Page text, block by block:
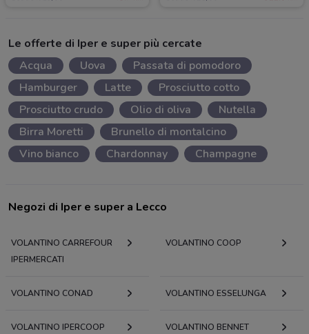
Le offerte di Iper e super più cercate
Acqua
Uova
Passata di pomodoro
Hamburger
Latte
Prosciutto cotto
Prosciutto crudo
Olio di oliva
Nutella
Birra Moretti
Brunello di montalcino
Vino bianco
Chardonnay Champagne
Negozi di Iper e super a Lecco
VOLANTINO CARREFOUR
IPERMERCATI
VOLANTINO COOP
VOLANTINO CONAD VOLANTINO ESSELUNGA
VOLANTINO IPERCOOP VOLANTINO BENNET